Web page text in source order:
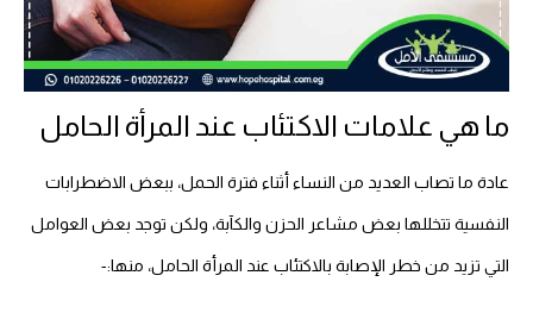
ما هي علامات الاكتئاب عند المرأة الحامل
عادة ما تصاب العديد من النساء أثناء فترة الحمل، ببعض الاضطرابات
النفسية تتخللها بعض مشاعر الحزن والكآبة، ولكن توجد بعض العوامل
التي تزيد من خطر الإصابة بالاكتئاب عند المرأة الحامل، منها:-